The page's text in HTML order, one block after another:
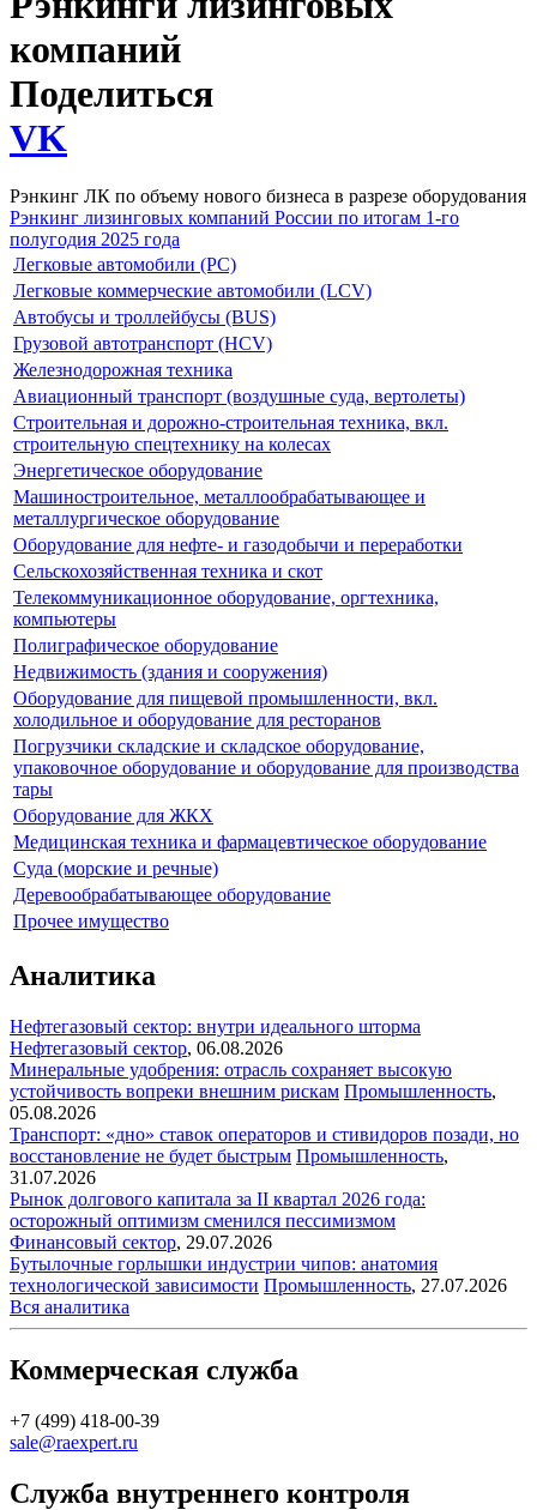
компаний
Поделиться
VK
Рэнкинг ЛК по объему нового бизнеса в разрезе оборудования
Рэнкинг лизинговых компаний России по итогам 1-го
полугодия 2025 года
Легковые автомобили (PC)
Легковые коммерческие автомобили (LCV)
Автобусы и троллейбусы (BUS)
Грузовой автотранспорт (HCV)
Железнодорожная техника
Авиационный транспорт (воздушные суда, вертолеты)
Строительная и дорожно-строительная техника, вкл.
строительную спецтехнику на колесах
Энергетическое оборудование
Машиностроительное, металлообрабатывающее и
металлургическое оборудование
Оборудование для нефте- и газодобычи и переработки
Сельскохозяйственная техника и скот
Телекоммуникационное оборудование, оргтехника,
компьютеры
Полиграфическое оборудование
Недвижимость (здания и сооружения)
Оборудование для пищевой промышленности, вкл.
холодильное и оборудование для ресторанов
Погрузчики складские и складское оборудование,
упаковочное оборудование и оборудование для производства
тары
Оборудование для ЖКХ
Медицинская техника и фармацевтическое оборудование
Суда (морские и речные)
Деревообрабатывающее оборудование
Прочее имущество
Аналитика
Нефтегазовый сектор: внутри идеального шторма
Нефтегазовый сектор, 06.08.2026
Минеральные удобрения: отрасль сохраняет высокую
устойчивость вопреки внешним рискам Промышленность,
05.08.2026
Транспорт: «дно» ставок операторов и стивидоров позади, но
восстановление не будет быстрым Промышленность,
31.07.2026
Рынок долгового капитала за II квартал 2026 года:
осторожный оптимизм сменился пессимизмом
Финансовый сектор, 29.07.2026
Бутылочные горлышки индустрии чипов: анатомия
технологической зависимости Промышленность, 27.07.2026
Вся аналитика
Коммерческая служба
+7 (499) 418-00-39
sale@raexpert.ru
Служба внутреннего контроля